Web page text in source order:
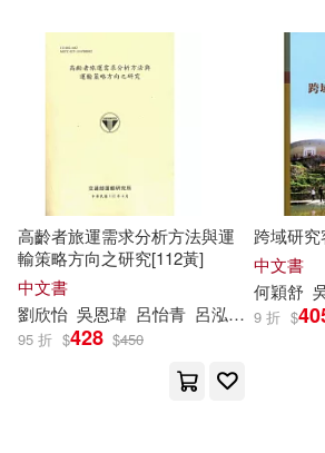
高齡者旅運需求分析方法與運
輸策略方向之研究[112黃]
中文書
劉欣怡 吳恩瑋 呂怡青 呂泓潁 張勝雄
95 折 $428 $450
跨域研
中文書
何穎舒
9 折 $